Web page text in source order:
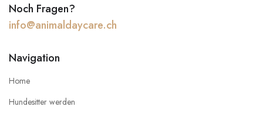
Noch Fragen?
info@animaldaycare.ch
Navigation
Home
Hundesitter werden